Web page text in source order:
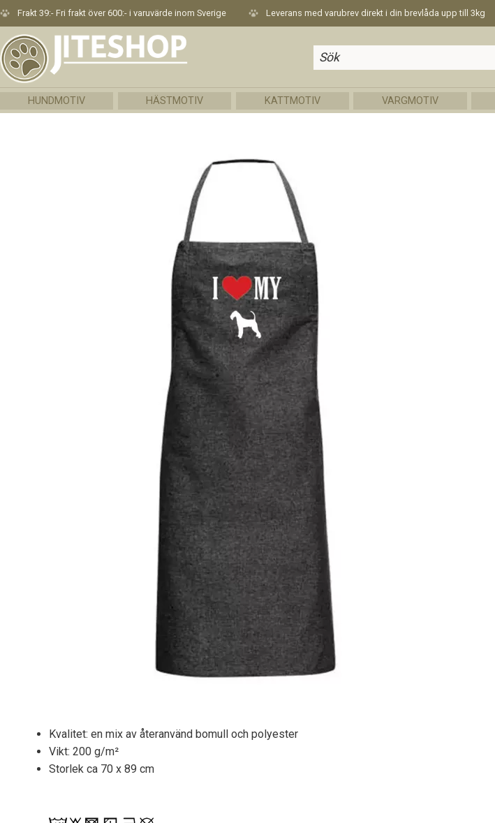
Frakt 39:- Fri frakt över 600:- i varuvärde inom Sverige Leverans med varubrev direkt i din brevlåda upp till 3kg
HUNDMOTIV HÄSTMOTIV KATTMOTIV VARGMOTIV
Kvalitet: en mix av återanvänd bomull och polyester
Vikt: 200 g/m²
Storlek ca 70 x 89 cm